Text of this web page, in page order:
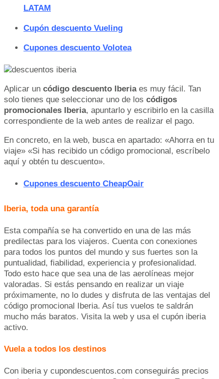
LATAM
Cupón descuento Vueling
Cupones descuento Volotea
Aplicar un código descuento Iberiaes muy fácil. Tan
solo tienes que seleccionar uno de los códigos
promocionales Iberia, apuntarlo y escribirlo en la casilla
correspondiente de la web antes de realizar el pago.
En concreto, en la web, busca en apartado: «Ahorra en tu
viaje» «Si has recibido un código promocional, escríbelo
aquí y obtén tu descuento».
Cupones descuento CheapOair
Iberia, toda una garantía
Esta compañía se ha convertido en una de las más
predilectas para los viajeros. Cuenta con conexiones
para todos los puntos del mundo y sus fuertes son la
puntualidad, fiabilidad, experiencia y profesionalidad.
Todo esto hace que sea una de las aerolíneas mejor
valoradas. Si estás pensando en realizar un viaje
próximamente, no lo dudes y disfruta de las ventajas del
código promocional Iberia. Así tus vuelos te saldrán
mucho más baratos. Visita la web y usa el cupón iberia
activo.
Vuela a todos los destinos
Con iberia y cupondescuentos.com conseguirás precios